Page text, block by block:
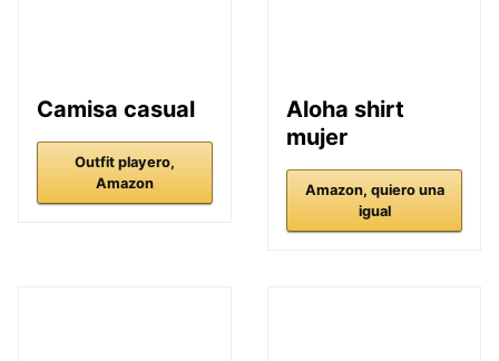
Camisa casual
Outfit playero,
Amazon
Aloha shirt
mujer
Amazon, quiero una
igual